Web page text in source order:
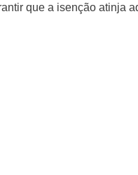
que a isenção atinja